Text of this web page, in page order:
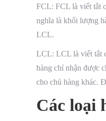
FCL: FCL là viết tắt
nghĩa là khối lượng
LCL.
LCL: LCL là viết tắt
hàng chỉ nhận được
cho chủ hàng khác.
Các loại